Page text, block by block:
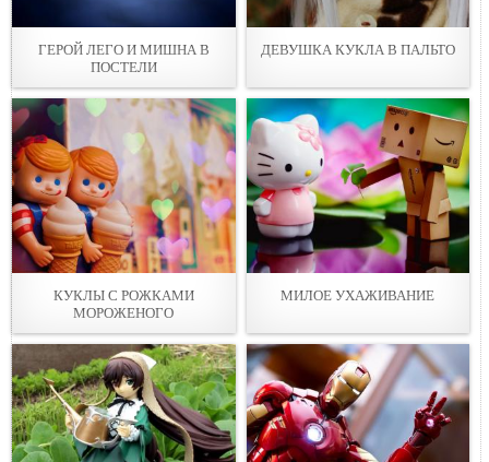
ГЕРОЙ ЛЕГО И МИШНА В
ПОСТЕЛИ
ДЕВУШКА КУКЛА В ПАЛЬТО
КУКЛЫ С РОЖКАМИ
МОРОЖЕНОГО
МИЛОЕ УХАЖИВАНИЕ